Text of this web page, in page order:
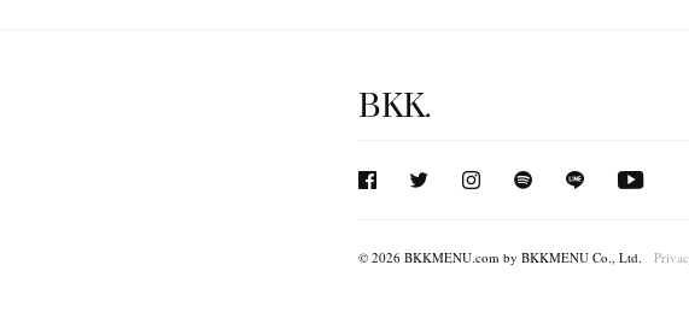
BKK.
© 2026 BKKMENU.com by BKKMENU Co., Ltd.